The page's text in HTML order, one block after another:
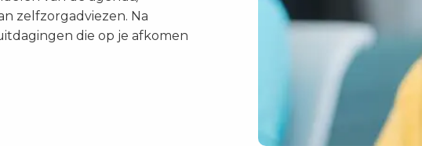
zelfzorgadviezen. Na
die op je afkomen